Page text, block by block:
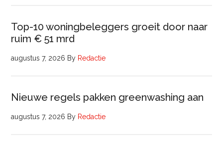
Top-10 woningbeleggers groeit door naar
ruim € 51 mrd
augustus 7, 2026 By Redactie
Nieuwe regels pakken greenwashing aan
augustus 7, 2026 By Redactie